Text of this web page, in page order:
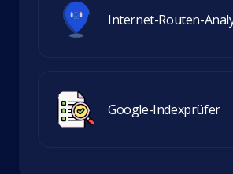
Internet-Routen-
Google-Indexprüfer